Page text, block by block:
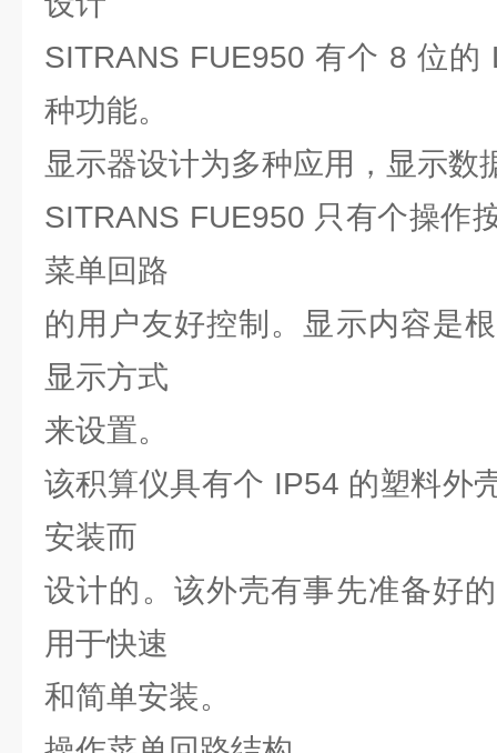
SITRANS FUE950 有个 8 位的
种功能。
显示器设计为多种应用，显示数
SITRANS FUE950 只有个操作
菜单回路
的用户友好控制。显示内容是
显示方式
来设置。
该积算仪具有个 IP54 的塑料外
安装而
设计的。该外壳有事先准备好
用于快速
和简单安装。